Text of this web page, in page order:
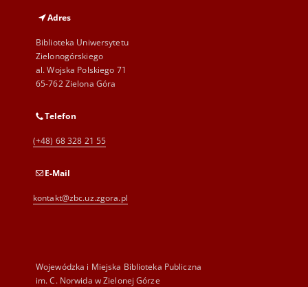
Adres
Biblioteka Uniwersytetu
Zielonogórskiego
al. Wojska Polskiego 71
65-762 Zielona Góra
Telefon
(+48) 68 328 21 55
E-Mail
kontakt@zbc.uz.zgora.pl
Wojewódzka i Miejska Biblioteka Publiczna
im. C. Norwida w Zielonej Górze